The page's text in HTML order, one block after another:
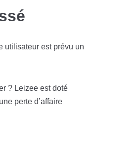
utilisateur est prévu un
? Leizee est doté
perte d’affaire